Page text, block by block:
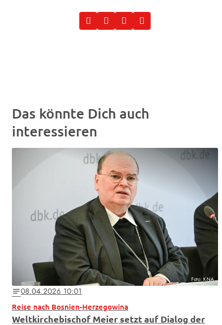
Das könnte Dich auch
interessieren
Foto: KNA
notes08.04.2026 10:01
Reise nach Bosnien-Herzegowina
Weltkirchebischof Meier setzt auf Dialog der